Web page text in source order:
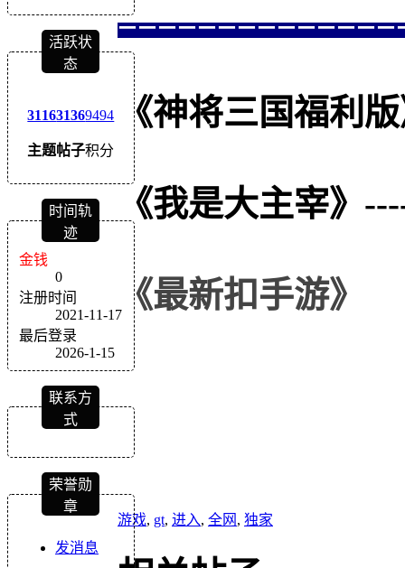
活跃状
态
3116
主题
3136
帖子
9494
积分
时间轨
迹
金钱
0
注册时间
2021-11-17
最后登录
2026-1-15
联系方
式
荣誉勋
章
发消息
《神将三国福利
《我是大主宰》
《最新扣 手游》
游戏, gt, 进入, 全网 , 独家